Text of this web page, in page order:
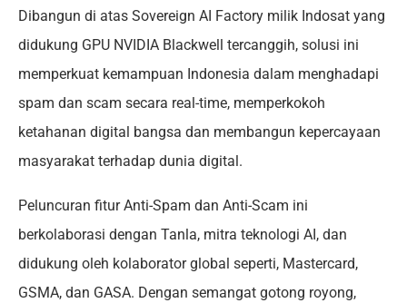
Dibangun di atas Sovereign AI Factory milik Indosat yang
didukung GPU NVIDIA Blackwell tercanggih, solusi ini
memperkuat kemampuan Indonesia dalam menghadapi
spam dan scam secara real-time, memperkokoh
ketahanan digital bangsa dan membangun kepercayaan
masyarakat terhadap dunia digital.
Peluncuran fitur Anti-Spam dan Anti-Scam ini
berkolaborasi dengan Tanla, mitra teknologi AI, dan
didukung oleh kolaborator global seperti, Mastercard,
GSMA, dan GASA. Dengan semangat gotong royong,